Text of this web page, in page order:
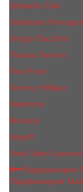
Salvador Dali
Salvatore
Sergio Tacchini
Tiziana Terenzi
Tom Ford
Tommy Hilfiger
Valentino
Versace
Xerjoff
Yves Saint Laurent
Парфюмерия
Парфюмерия